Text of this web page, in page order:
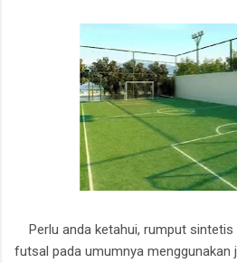
Perlu anda ketahui, rumput sintetis
futsal pada umumnya